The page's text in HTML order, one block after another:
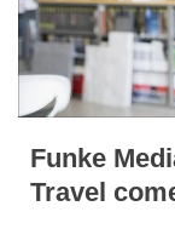
Funke
Travel